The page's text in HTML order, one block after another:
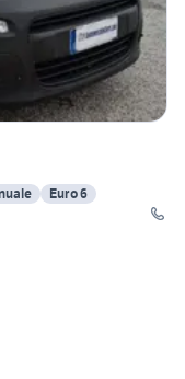
Euro 6